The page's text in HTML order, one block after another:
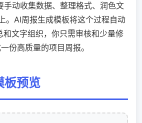
手动收集数据、整理格式、润色文
。AI周报生成模板将这个过程自动
和文字组织，你只需审核和少量修
份高质量的项目周报。
板预览